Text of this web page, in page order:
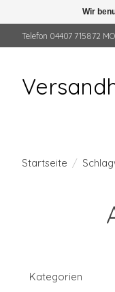
Telefon 04407 715872
Startseite /
Kategorien
Wir